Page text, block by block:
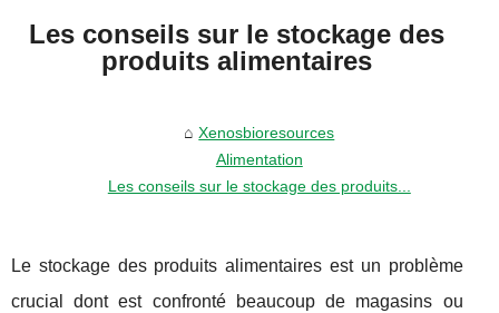
Les conseils sur le stockage des
produits alimentaires
Xenosbioresources
Alimentation
Les conseils sur le stockage des produits...
Le stockage des produits alimentaires est un problème
crucial dont est confronté beaucoup de magasins ou